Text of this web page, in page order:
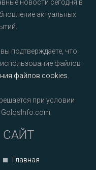
новости сегодня в
актуальных
подтверждаете, что
файлов
файлов cookies
при условии
САЙТ
Главная